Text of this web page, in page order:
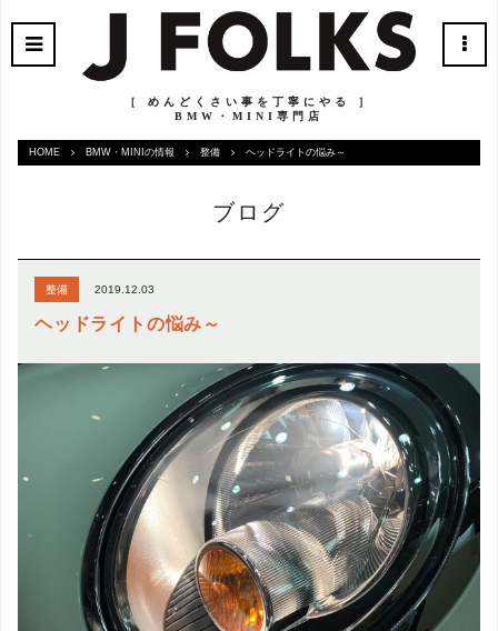
［ めんどくさい事を丁寧にやる ］
BMW・MINI専門店
HOME BMW・MINIの情報 整備 ヘッドライトの悩み～
ブログ
整備 2019.12.03
ヘッドライトの悩み～